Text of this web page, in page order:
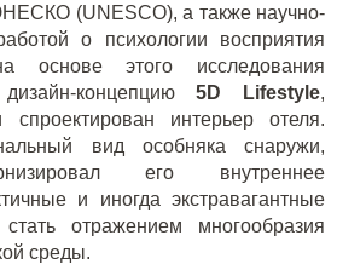
(UNESCO), а также научно-
о психологии восприятия
основе этого исследования
концепцию5D Lifestyle,
спроектирован интерьер отеля.
вид особняка снаружи,
его внутреннее
и иногда экстравагантные
отражением многообразия
среды.